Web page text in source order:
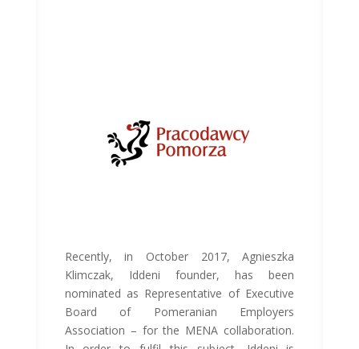
Recently, in October 2017, Agnieszka
Klimczak, Iddeni founder, has been
nominated as Representative of Executive
Board of Pomeranian Employers
Association – for the MENA collaboration.